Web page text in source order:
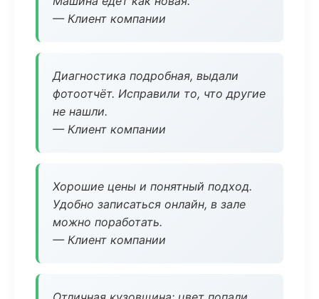
— Клиент компании
Диагностика подробная, выдали
фотоотчёт. Исправили то, что другие
не нашли.
— Клиент компании
Хорошие цены и понятный подход.
Удобно записаться онлайн, в зале
можно поработать.
— Клиент компании